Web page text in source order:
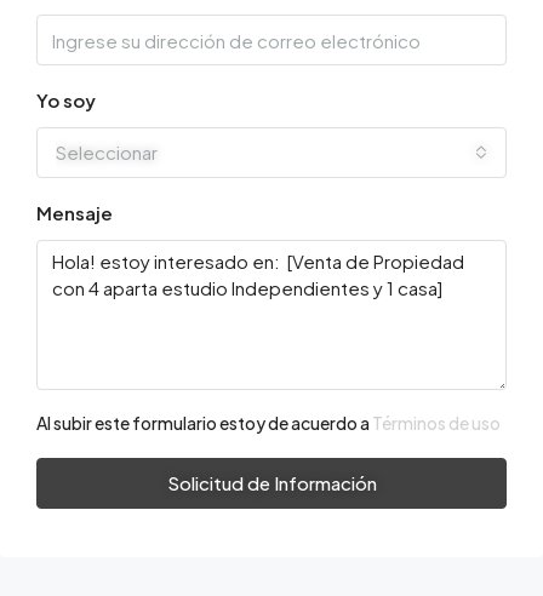
Yo soy
Seleccionar
Mensaje
Al subir este formulario estoy de acuerdo a Términos de uso
Solicitud de Información